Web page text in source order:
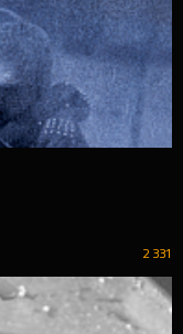
2 331